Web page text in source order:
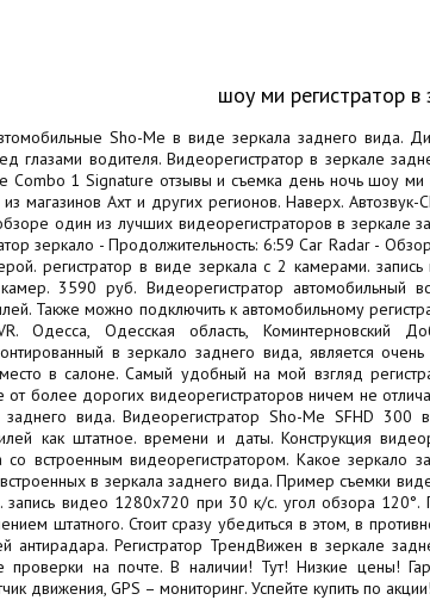
шоу ми регистратор в
Sho-Me в виде зеркала заднего вида.
глазами водителя. Видеорегистратор в зеркале
Combo 1 Signature отзывы и съемка день ночь шоу
магазинов Ахт и других регионов. Наверх.
один из лучших видеорегистраторов в зеркале
зеркало - Продолжительность: 6:59 Car Radar -
регистратор в виде зеркала с 2 камерами.
3590 руб. Видеорегистратор автомобильный
Также можно подключить к автомобильному
Одесса, Одесская область,
в зеркало заднего вида, является
в салоне. Самый удобный на мой взгляд
более дорогих видеорегистраторов ничем не
вида. Видеорегистратор Sho-Me SFHD 300
как штатное. времени и даты. Конструкция
со встроенным видеорегистратором. Какое зеркало
в зеркала заднего вида. Пример съемки
видео 1280x720 при 30 к/с. угол обзора
штатного. Стоит сразу убедиться в этом, в
антирадара. Регистратор ТрендВижен в зеркале
проверки на почте. В наличии! Тут! Низкие цены!
движения, GPS – мониторинг. Успейте купить по акции!